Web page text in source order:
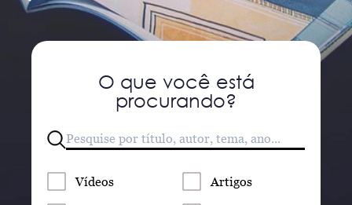
O que você está
procurando?
Vídeos Artigos